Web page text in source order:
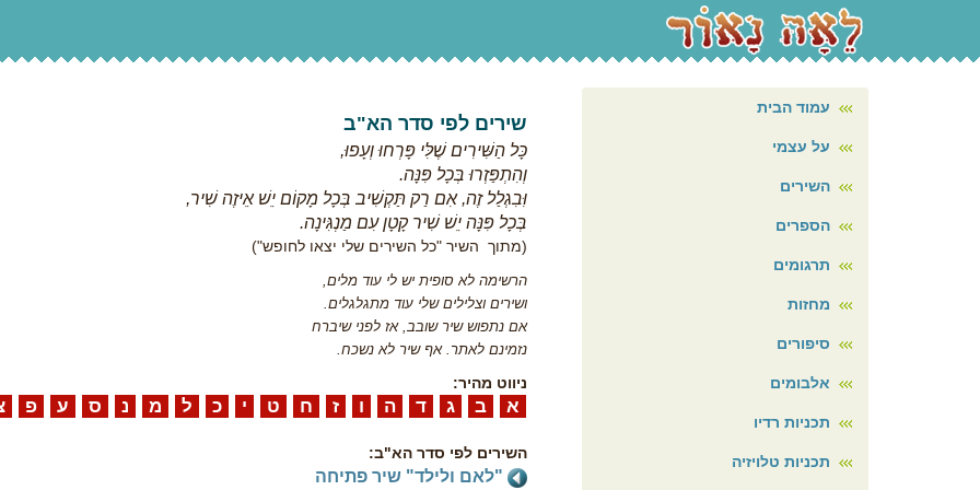
שירים לפי סדר הא"ב
כָּל הַשִּׁירִים שֶׁלִּי פָּרְחוּ וְעָפוּ,
וְהִתְפַּזְרוּ בְּכָל פִּנָּה.
וִּבִגְלַל זֶה, אִם רַק תַּקְשִׁיב בְּכָל מָקוֹם יֵשׁ אֵיזֶה שִׁיר,
בְּכָל פִּנָּה יֵשׁ שִׁיר קָטָן עִם מַנְגִּינָה.
(מתוך השיר "כל השירים שלי יצאו לחופש")
הרשימה לא סופית יש לי עוד מלים,
ושירים וצלילים שלי עוד מתגלגלים.
אם נתפוש שיר שובב, אז לפני שיברח
נזמינם לאתר. אף שיר לא נשכח.
ניווט מהיר:
א ב ג ד ה ו ז ח ט י כ ל מ נ ס ע פ
השירים לפי סדר הא"ב:
"לאם ולילד" שיר פתיחה
עמוד הבית
על עצמי
השירים
הספרים
תרגומים
מחזות
סיפורים
אלבומים
תכניות רדיו
תכניות טלויזיה